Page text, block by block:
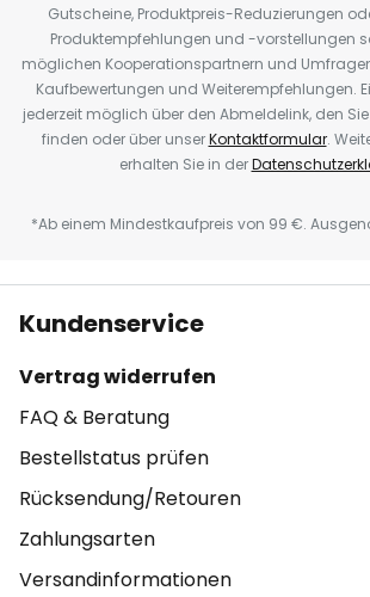
Gutscheine, Produktpreis-Reduzierungen
Produktempfehlungen und -vorstellungen
möglichen Kooperationspartnern und
Kaufbewertungen und Weiterempfehlungen.
jederzeit möglich über den Abmeldelink, den
finden oder über unserKontaktformular.
erhalten Sie in der
*Ab einem Mindestkaufpreis von 99 €.
Kundenservice
Vertrag widerrufen
FAQ & Beratung
Bestellstatus prüfen
Rücksendung/Retouren
Zahlungsarten
Versandinformationen